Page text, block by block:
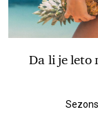
Da li je leto